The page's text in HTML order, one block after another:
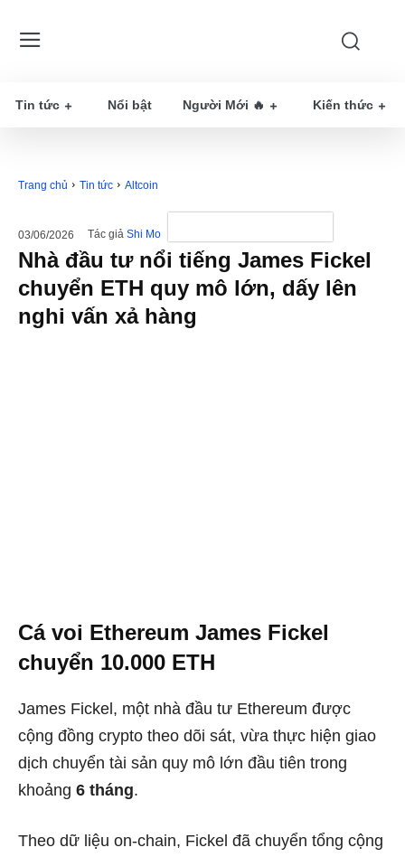
Tin tức Nổi bật Người Mới 🔥 Kiến thức
Trang chủ Tin tức Altcoin
03/06/2026 Tác giả Shi Mo
Nhà đầu tư nổi tiếng James Fickel
chuyển ETH quy mô lớn, dấy lên
nghi vấn xả hàng
Cá voi Ethereum James Fickel
chuyển 10.000 ETH
James Fickel, một nhà đầu tư Ethereum được
cộng đồng crypto theo dõi sát, vừa thực hiện giao
dịch chuyển tài sản quy mô lớn đầu tiên trong
khoảng 6 tháng.
Theo dữ liệu on-chain, Fickel đã chuyển tổng cộng